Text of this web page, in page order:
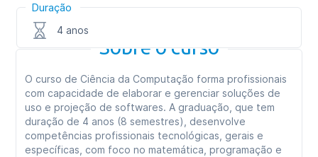
Duração
4 anos
Sobre o curso
O curso de Ciência da Computação forma profissionais
com capacidade de elaborar e gerenciar soluções de
uso e projeção de softwares. A graduação, que tem
duração de 4 anos (8 semestres), desenvolve
competências profissionais tecnológicas, gerais e
específicas, com foco no matemática, programação e